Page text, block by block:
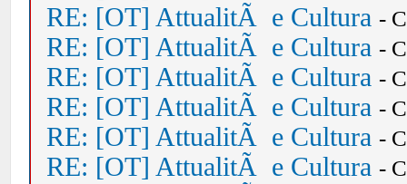
RE: [OT] AttualitÃ e Cultura -
RE: [OT] AttualitÃ e Cultura -
RE: [OT] AttualitÃ e Cultura -
RE: [OT] AttualitÃ e Cultura -
RE: [OT] AttualitÃ e Cultura -
RE: [OT] AttualitÃ e Cultura -